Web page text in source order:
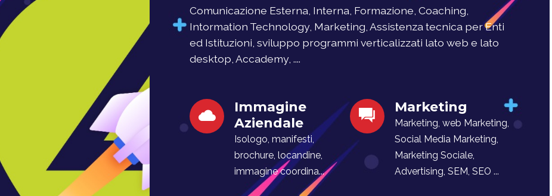
Comunicazione Esterna, Interna, Formazione, Coaching,
Intormation Technology, Marketing, Assistenza tecnica per Enti
ed Istituzioni, sviluppo programmi verticalizzati lato web e lato
desktop, Accademy, ....
Immagine
Aziendale
Isologo, manifesti,
brochure, locandine,
immagine coordina...
Marketing
Marketing, web Marketing,
Social Media Marketing,
Marketing Sociale,
Advertising, SEM, SEO ...